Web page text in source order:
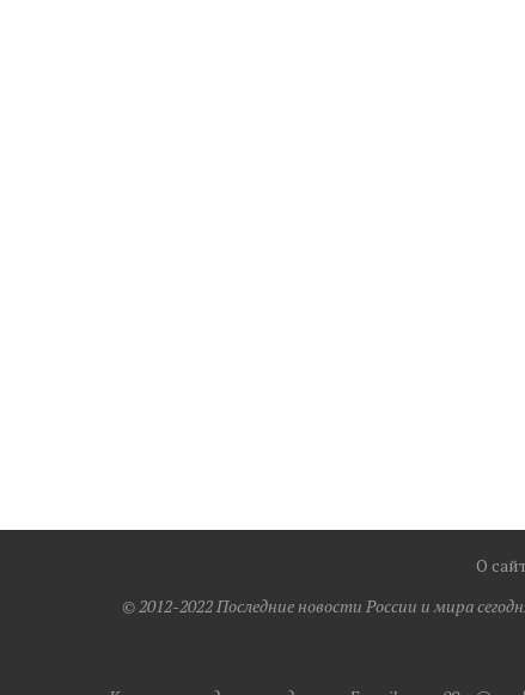
О
© 2012-2022 Последние новости России и мира